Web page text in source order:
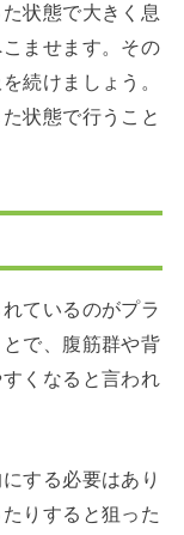
状態で大きく息
ませます。その
続けましょう。
状態で行うこと
ているのがプラ
で、腹筋群や背
くなると言われ
する必要はあり
りすると狙った